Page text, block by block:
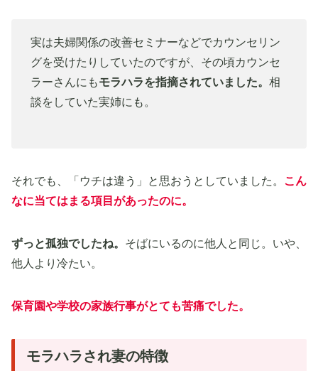
実は夫婦関係の改善セミナーなどでカウンセリン
グを受けたりしていたのですが、その頃カウンセ
ラーさんにもモラハラを指摘されていました。 相
談をしていた実姉にも。
それでも、「ウチは違う」と思おうとしていました。 こん
なに当てはまる項目があったのに。
ずっと孤独でしたね。 そばにいるのに他人と同じ。いや、
他人より冷たい。
保育園や学校の家族行事がとても苦痛でした。
モラハラされ妻の特徴